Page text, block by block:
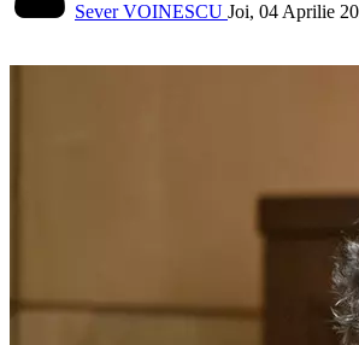
Sever VOINESCU Joi, 04 Aprilie